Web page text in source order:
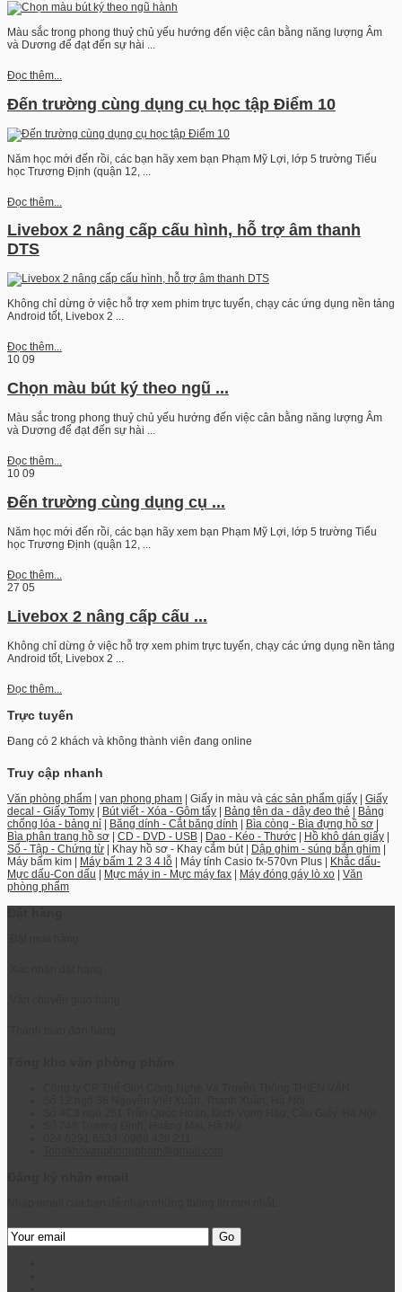
Màu sắc trong phong thuỷ chủ yếu hướng đến việc cân bằng năng lượng Âm
và Dương để đạt đến sự hài ...
Đọc thêm...
Đến trường cùng dụng cụ học tập Điểm 10
Năm học mới đến rồi, các bạn hãy xem bạn Phạm Mỹ Lợi, lớp 5 trường Tiểu
học Trương Định (quận 12, ...
Đọc thêm...
Livebox 2 nâng cấp cấu hình, hỗ trợ âm thanh
DTS
Không chỉ dừng ở việc hỗ trợ xem phim trực tuyến, chạy các ứng dụng nền tảng
Android tốt, Livebox 2 ...
Đọc thêm...
10 09
Chọn màu bút ký theo ngũ ...
Màu sắc trong phong thuỷ chủ yếu hướng đến việc cân bằng năng lượng Âm
và Dương để đạt đến sự hài ...
Đọc thêm...
10 09
Đến trường cùng dụng cụ ...
Năm học mới đến rồi, các bạn hãy xem bạn Phạm Mỹ Lợi, lớp 5 trường Tiểu
học Trương Định (quận 12, ...
Đọc thêm...
27 05
Livebox 2 nâng cấp cấu ...
Không chỉ dừng ở việc hỗ trợ xem phim trực tuyến, chạy các ứng dụng nền tảng
Android tốt, Livebox 2 ...
Đọc thêm...
Trực tuyến
Đang có 2 khách và không thành viên đang online
Truy cập nhanh
Văn phòng phẩm van phong pham | Giấy in màu và các sản phẩm giấy
Giấy
decal - Giấy Tomy
Bút viết - Xóa - Gôm tẩy Bảng tên da - dây đeo thẻ
Bảng
chống lóa - bảng nỉ
Băng dính - Cắt băng dính Bìa còng - Bìa đựng hồ sơ
Bìa phân trang hồ sơ
CD - DVD - USB Dao - Kéo - Thước Hồ khô dán giấy
Sổ - Tập - Chứng từ | Khay hồ sơ - Khay cắm bút | Dập ghim - súng bắn ghim
Máy bấm kim |
Máy bấm 1 2 3 4 lỗ | Máy tính Casio fx-570vn Plus |
Khắc dấu-
Mực dấu-Con dấu
Mực máy in - Mực máy fax Máy đóng gáy lò xo
Văn
phòng phẩm
Go